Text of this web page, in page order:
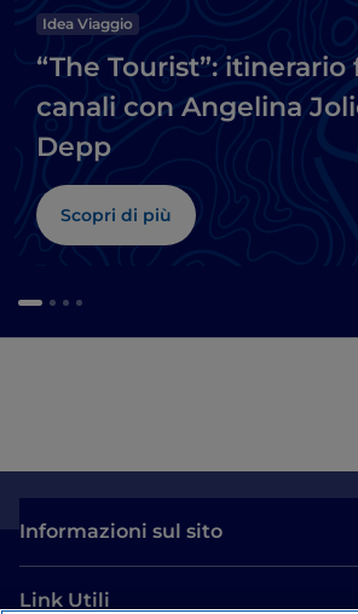
Idea Viaggio
“The Tourist”: itinerario
canali con Angelina
Depp
Scopri di più
Informazioni sul sito
Link Utili